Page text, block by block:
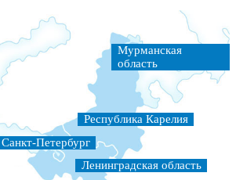
Санкт-Петербург
Ленинградская область
Республикa Карелия
Мурманская
область